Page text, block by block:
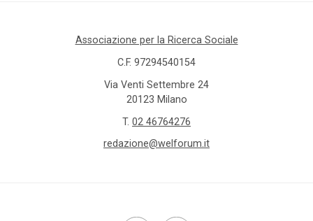
Associazione per la Ricerca Sociale
C.F. 97294540154
Via Venti Settembre 24
20123 Milano
T. 02 46764276
redazione@welforum.it